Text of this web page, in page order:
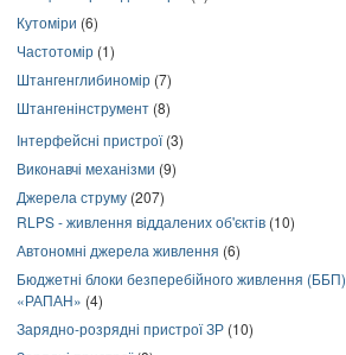
Кутоміри (6)
Частотомір (1)
Штангенглибиномір (7)
Штангенінструмент (8)
Інтерфейсні пристрої(3)
Виконавчі механізми (9)
Джерела струму (207)
RLPS - живлення віддалених об'єктів (10)
Автономні джерела живлення (6)
Бюджетні блоки безперебійного живлення (ББП)
«РАПАН» (4)
Зарядно-розрядні пристрої ЗР (10)